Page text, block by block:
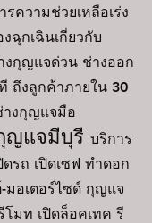
ความช่วยเหลือเร่ง
ฉุกเฉินเกี่ยวกับ
งกุญแจด่วน ช่างออก
ถึงลูกค้าภายใน 30
างกุญแจมือ
ญแจมีบุรี บริการ
ดรถ เปิดเซฟ ทำดอก
มอเตอร์ไซด์ กุญแจ
มท เปิดล็อคเทค รี